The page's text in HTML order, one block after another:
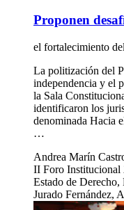
Proponen
el fortalecimiento
La politización del
independencia y el
la Sala
identificaron los
denominada Hacia
…
Andrea Marín
II Foro Institucional
Estado de
Jurado Fernández,